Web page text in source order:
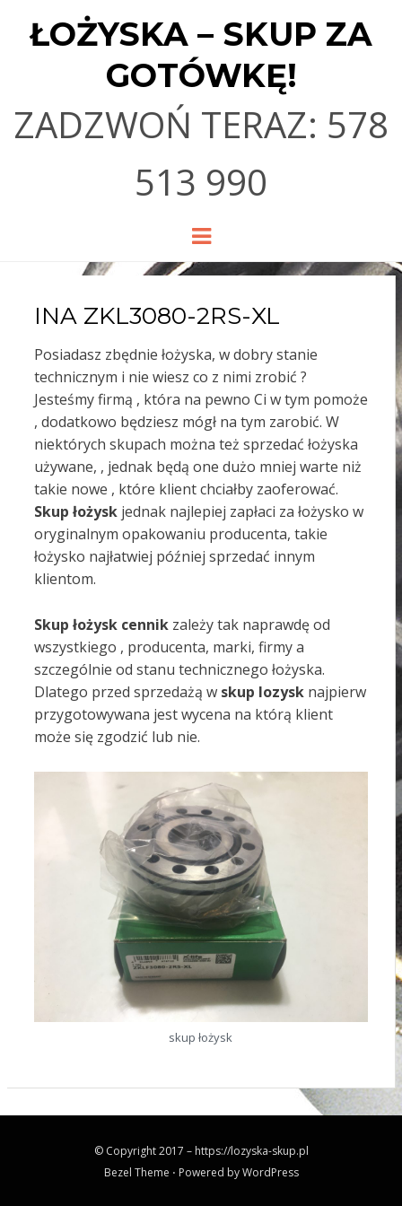
ŁOŻYSKA – SKUP ZA
GOTÓWKĘ!
ZADZWOŃ TERAZ: 578
513 990
Menu
INA ZKL3080-2RS-XL
Posiadasz zbędnie łożyska, w dobry stanie
technicznym i nie wiesz co z nimi zrobić ?
Jesteśmy firmą , która na pewno Ci w tym pomoże
, dodatkowo będziesz mógł na tym zarobić. W
niektórych skupach można też sprzedać łożyska
używane, , jednak będą one dużo mniej warte niż
takie nowe , które klient chciałby zaoferować.
Skup łożyskjednak najlepiej zapłaci za łożysko w
oryginalnym opakowaniu producenta, takie
łożysko najłatwiej później sprzedać innym
klientom.
Skup łożysk cennikzależy tak naprawdę od
wszystkiego , producenta, marki, firmy a
szczególnie od stanu technicznego łożyska.
Dlatego przed sprzedażą w skup lozysknajpierw
przygotowywana jest wycena na którą klient
może się zgodzić lub nie.
skup łożysk
© Copyright 2017 – https://lozyska-skup.pl
Bezel Theme ⋅ Powered byWordPress